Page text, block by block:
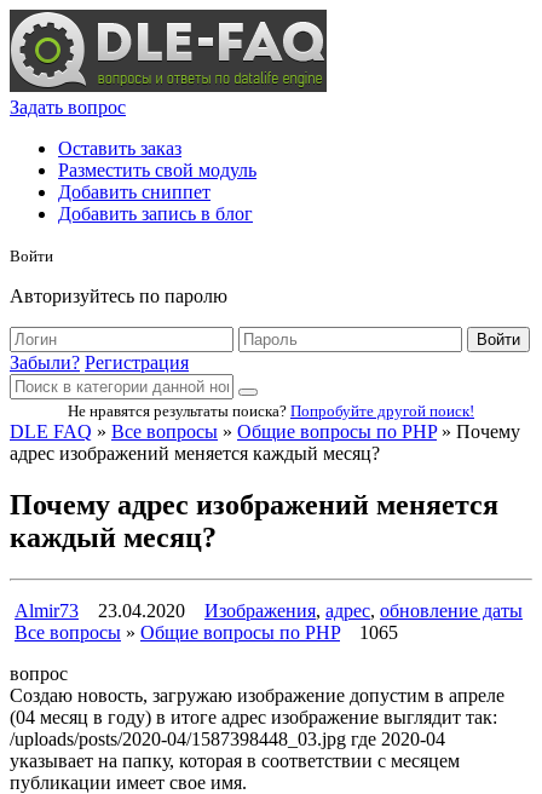
Задать вопрос
Оставить заказ
Разместить свой модуль
Добавить сниппет
Добавить запись в блог
Войти
Авторизуйтесь по паролю
Войти
Забыли? Регистрация
Не нравятся результаты поиска? Попробуйте другой поиск!
DLE FAQ » Все вопросы » Общие вопросы по PHP» Почему
адрес изображений меняется каждый месяц?
Почему адрес изображений меняется
каждый месяц?
Almir73 23.04.2020 Изображения, адрес, обновление даты
Все вопросы » Общие вопросы по PHP
1065
вопрос
Создаю новость, загружаю изображение допустим в апреле
(04 месяц в году) в итоге адрес изображение выглядит так:
/uploads/posts/2020-04/1587398448_03.jpg где 2020-04
указывает на папку, которая в соответствии с месяцем
публикации имеет свое имя.